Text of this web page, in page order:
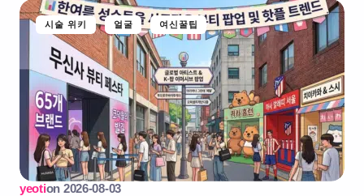
시술 위키 얼굴 여신꿀팁
yeotion 2026-08-03